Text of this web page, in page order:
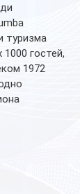
туризма
гостей,
1972